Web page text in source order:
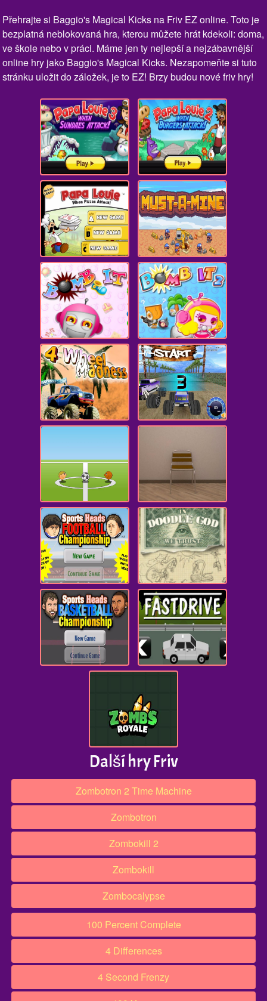
Přehrajte si Baggio's Magical Kicks na Friv EZ online. Toto je
bezplatná neblokovaná hra, kterou můžete hrát kdekoli: doma,
ve škole nebo v práci. Máme jen ty nejlepší a nejzábavnější
online hry jako Baggio's Magical Kicks. Nezapomeňte si tuto
stránku uložit do záložek, je to EZ! Brzy budou nové friv hry!
Další hry Friv
Zombotron 2 Time Machine
Zombotron
Zombokill 2
Zombokill
Zombocalypse
100 Percent Complete
4 Differences
4 Second Frenzy